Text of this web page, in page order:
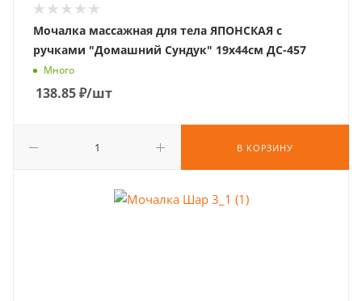
Мочалка массажная для тела ЯПОНСКАЯ с
ручками "Домашний Сундук" 19х44см ДС-457
Много
138.85₽/шт
В КОРЗИНУ